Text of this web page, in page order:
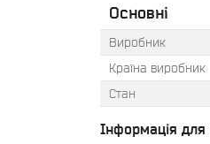
Основні
Виробник
Країна виробник
Стан
Інформація